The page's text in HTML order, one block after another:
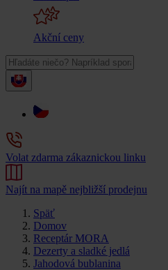
Akční ceny
Volat zdarma zákaznickou linku
Najít na mapě nejbližší prodejnu
Späť
Domov
Receptár MORA
Dezerty a sladké jedlá
Jahodová bublanina